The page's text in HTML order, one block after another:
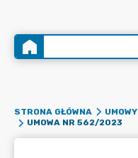
STRONA GŁÓWNA UMOWY
UMOWA NR 562/2023